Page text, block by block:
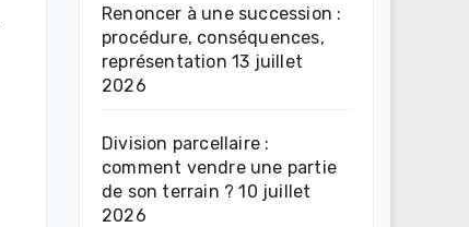
Renoncer à une succession :
procédure, conséquences,
représentation 13 juillet
2026
Division parcellaire :
comment vendre une partie
de son terrain ? 10 juillet
2026